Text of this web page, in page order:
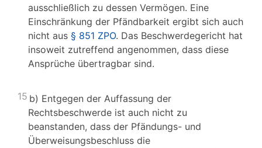
ausschließlich zu dessen Vermögen. Eine
Einschränkung der Pfändbarkeit ergibt sich auch
nicht aus § 851 ZPO. Das Beschwerdegericht hat
insoweit zutreffend angenommen, dass diese
Ansprüche übertragbar sind.
15 b) Entgegen der Auffassung der
Rechtsbeschwerde ist auch nicht zu
beanstanden, dass der Pfändungs- und
Überweisungsbeschluss die